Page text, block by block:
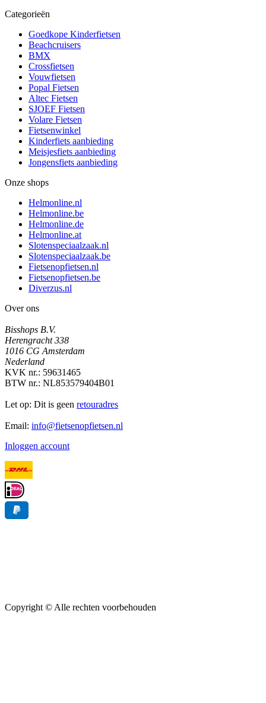
Categorieën
Goedkope Kinderfietsen
Beachcruisers
BMX
Crossfietsen
Vouwfietsen
Popal Fietsen
Altec Fietsen
SJOEF Fietsen
Volare Fietsen
Fietsenwinkel
Kinderfiets aanbieding
Meisjesfiets aanbieding
Jongensfiets aanbieding
Onze shops
Helmonline.nl
Helmonline.be
Helmonline.de
Helmonline.at
Slotenspeciaalzaak.nl
Slotenspeciaalzaak.be
Fietsenopfietsen.nl
Fietsenopfietsen.be
Diverzus.nl
Over ons
Bisshops B.V.
Herengracht 338
1016 CG Amsterdam
Nederland
KVK nr.: 59631465
BTW nr.: NL853579404B01
Let op: Dit is geen retouradres
Email: info@fietsenopfietsen.nl
Inloggen account
Copyright © Alle rechten voorbehouden